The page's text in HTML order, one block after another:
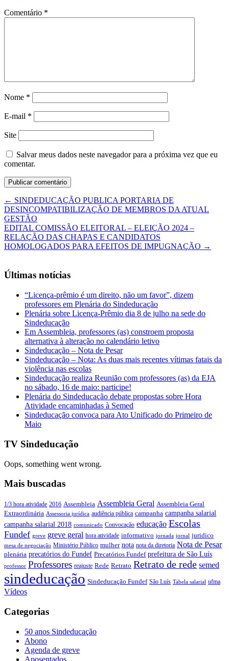
Comentário *
Nome *
E-mail *
Site
Salvar meus dados neste navegador para a próxima vez que eu
comentar.
← SINDEDUCAÇÃO PUBLICA PORTARIA DE
DESINCOMPATIBILIZAÇÃO DE MEMBROS DA ATUAL
GESTÃO
EDITAL COMISSÃO ELEITORAL – ELEIÇÃO 2024 –
RELAÇÃO DAS CHAPAS E CANDIDATOS
HOMOLOGADOS PARA EFEITOS DE IMPUGNAÇÃO →
Últimas notícias
“Licença-prêmio é um direito, não um favor”, dizem
professores em Plenária do Sindeducação
Plenária sobre Licença-Prêmio dia 8 de julho na sede do
Sindeducação
Em Assembleia, professores (as) constroem proposta
alternativa à alteração no calendário letivo
Sindeducação – Nota de Pesar
Sindeducação – Nota: As duas mais recentes vítimas fatais da
violência nas escolas
Sindeducação realiza Reunião com professores (as) da EJA
no sábado, 16 de maio: participe!
Plenária do Sindeducação debate propostas sobre Hora
Atividade encaminhadas à Semed
Sindeducação convoca para Ato Unificado do Primeiro de
Maio
TV Sindeducação
Oops, something went wrong.
Mais buscadas
1/3 hora atividade 2016 Assembleia Assembleia Geral Assembleia Geral
Extraordinária Assessoria jurídica audiência pública campanha campanha salarial
campanha salarial 2018 comunicado Convocação educação Escolas
Fundef greve greve geral hora atividade informativo jornada jornal juridico
mesa de negociação Ministério Público mulher nota nota da diretoria Nota de Pesar
plenária precatórios do Fundef Precatórios Fundef prefeitura de São Luís
professor Professores reajuste Rede Retrato Retrato de rede semed
sindeducação Sindeducação Fundef São Luís Tabela salarial ufma
Vídeos
Categorias
50 anos Sindeducação
Abono
Agenda de greve
Aposentados